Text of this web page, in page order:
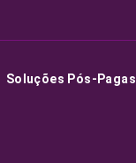
Soluções Pós-Pagas